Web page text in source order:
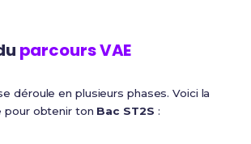
parcours VAE
déroule en plusieurs phases. Voici la
pour obtenir ton Bac ST2S :